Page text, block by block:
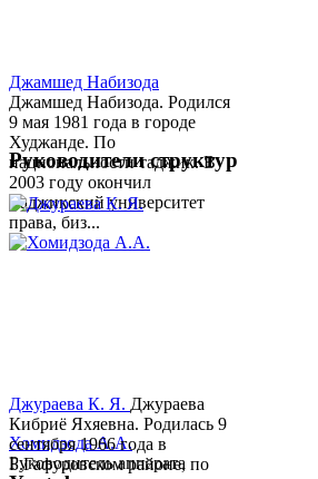
Джамшед Набизода
Джамшед Набизода. Родился
9 мая 1981 года в городе
Худжанде. По
национальности таджик. В
2003 году окончил
Таджикский университет
права, биз...
Хомидзода А.А.
Руководитель аппарата
Руководители структур
Джураева К. Я. Джураева
Кибриё Яхяевна. Родилась 9
сентября 1966 года в
Б.Гафуровском районе, по